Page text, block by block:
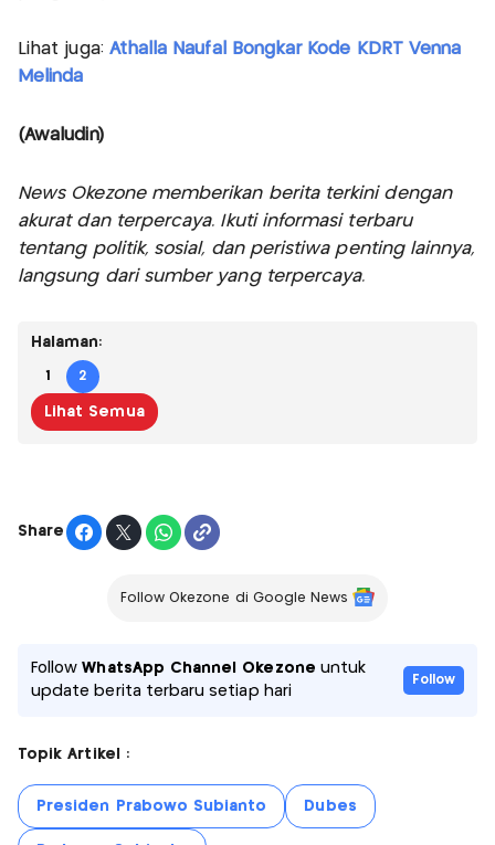
Lihat juga: Athalla Naufal Bongkar Kode KDRT Venna
Melinda
(Awaludin)
News Okezone memberikan berita terkini dengan
akurat dan terpercaya. Ikuti informasi terbaru
tentang politik, sosial, dan peristiwa penting lainnya,
langsung dari sumber yang terpercaya.
Halaman:
1 2
Lihat Semua
Share
Follow Okezone di Google News
FollowWhatsApp Channel Okezone untuk
update berita terbaru setiap hari
Follow
Topik Artikel :
Presiden Prabowo Subianto Dubes